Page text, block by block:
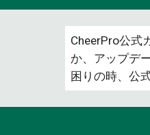
CheerPro公式
か、アップデ
困りの時、公